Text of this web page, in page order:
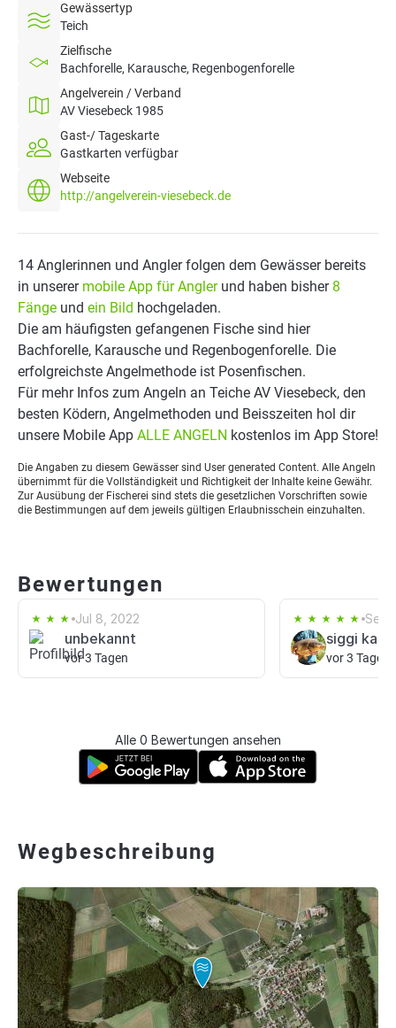
Gewässertyp
Teich
Zielfische
Bachforelle, Karausche, Regenbogenforelle
Angelverein / Verband
AV Viesebeck 1985
Gast-/ Tageskarte
Gastkarten verfügbar
Webseite
http://angelverein-viesebeck.de
14 Anglerinnen und Angler folgen dem Gewässer bereits
in unserer mobile App für Anglerund haben bisher 8
Fänge und ein Bild hochgeladen.
Die am häufigsten gefangenen Fische sind hier
Bachforelle, Karausche und Regenbogenforelle. Die
erfolgreichste Angelmethode ist Posenfischen.
Für mehr Infos zum Angeln an Teiche AV Viesebeck, den
besten Ködern, Angelmethoden und Beisszeiten hol dir
unsere Mobile App ALLE ANGELN kostenlos im App Store!
Die Angaben zu diesem Gewässer sind User generated Content. Alle Angeln
übernimmt für die Vollständigkeit und Richtigkeit der Inhalte keine Gewähr.
Zur Ausübung der Fischerei sind stets die gesetzlichen Vorschriften sowie
die Bestimmungen auf dem jeweils gültigen Erlaubnisschein einzuhalten.
Bewertungen
Jul 8, 2022
unbekannt
vor 3 Tagen
Sep
siggi
vor 3 Tagen
Alle 0 Bewertungen ansehen
Wegbeschreibung